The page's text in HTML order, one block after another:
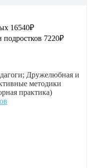
16540₽
подростков 7220₽
Дружелюбная и
методики
практика)